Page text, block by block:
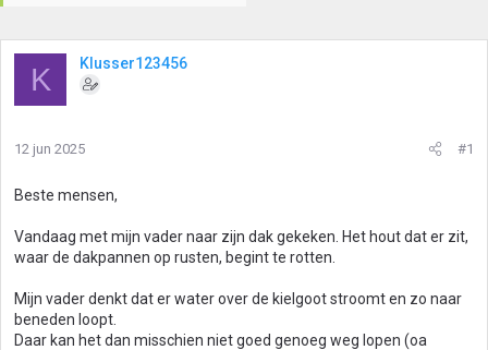
K Klusser123456
12 jun 2025 #1
Beste mensen,
Vandaag met mijn vader naar zijn dak gekeken. Het hout dat er zit,
waar de dakpannen op rusten, begint te rotten.
Mijn vader denkt dat er water over de kielgoot stroomt en zo naar
beneden loopt.
Daar kan het dan misschien niet goed genoeg weg lopen (oa